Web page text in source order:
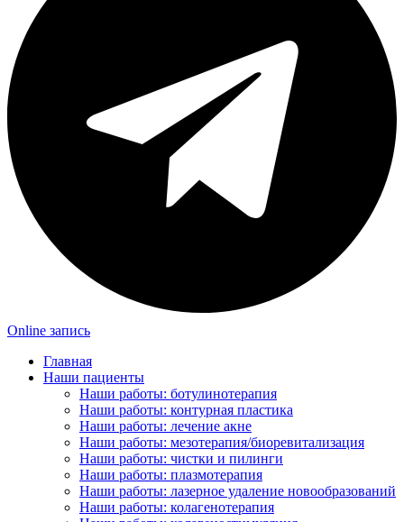
Online запись
Главная
Наши пациенты
Наши работы: ботулинотерапия
Наши работы: контурная пластика
Наши работы: лечение акне
Наши работы: мезотерапия/биоревитализация
Наши работы: чистки и пилинги
Наши работы: плазмотерапия
Наши работы: лазерное удаление новообразований
Наши работы: колагенотерапия